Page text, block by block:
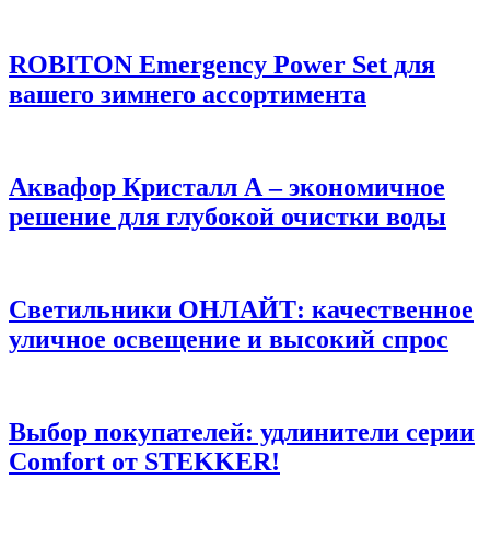
ROBITON Emergency Power Set для
вашего зимнего ассортимента
Аквафор Кристалл А – экономичное
решение для глубокой очистки воды
Светильники ОНЛАЙТ: качественное
уличное освещение и высокий спрос
Выбор покупателей: удлинители серии
Comfort от STEKKER!